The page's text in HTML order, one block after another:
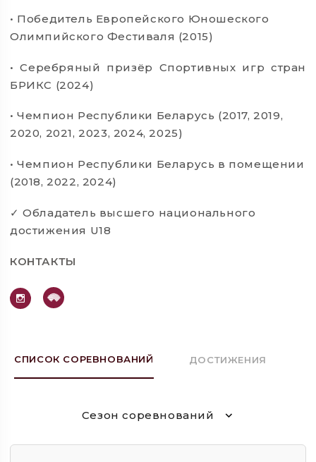
• Победитель Европейского Юношеского
Олимпийского Фестиваля (2015)
• Серебряный призёр Спортивных игр стран
БРИКС (2024)
• Чемпион Республики Беларусь (2017, 2019,
2020, 2021, 2023, 2024, 2025)
• Чемпион Республики Беларусь в помещении
(2018, 2022, 2024)
✓ Обладатель высшего национального
достижения U18
КОНТАКТЫ
СПИСОК СОРЕВНОВАНИЙ ДОСТИЖЕНИЯ
Сезон соревнований